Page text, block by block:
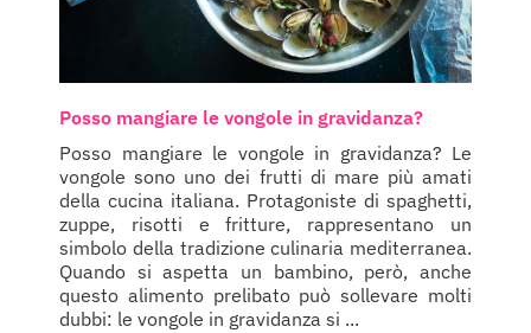
Posso mangiare le vongole in gravidanza?
Posso mangiare le vongole in gravidanza? Le
vongole sono uno dei frutti di mare più amati
della cucina italiana. Protagoniste di spaghetti,
zuppe, risotti e fritture, rappresentano un
simbolo della tradizione culinaria mediterranea.
Quando si aspetta un bambino, però, anche
questo alimento prelibato può sollevare molti
dubbi: le vongole in gravidanza si ...